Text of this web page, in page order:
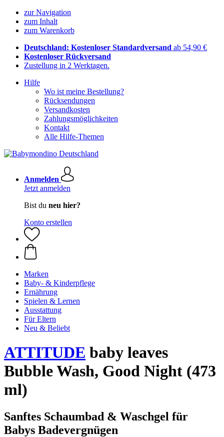
zur Navigation
zum Inhalt
zum Warenkorb
Deutschland: Kostenloser Standardversand ab 54,90 €
Kostenloser Rückversand
Zustellung in 2 Werktagen.
Hilfe
Wo ist meine Bestellung?
Rücksendungen
Versandkosten
Zahlungsmöglichkeiten
Kontakt
Alle Hilfe-Themen
Anmelden
Jetzt anmelden
Bist du neu hier?
Konto erstellen
Marken
Baby- & Kinderpflege
Ernährung
Spielen & Lernen
Ausstattung
Für Eltern
Neu & Beliebt
ATTITUDE baby leaves
Bubble Wash, Good Night (473
ml)
Sanftes Schaumbad & Waschgel für
Babys Badevergnügen